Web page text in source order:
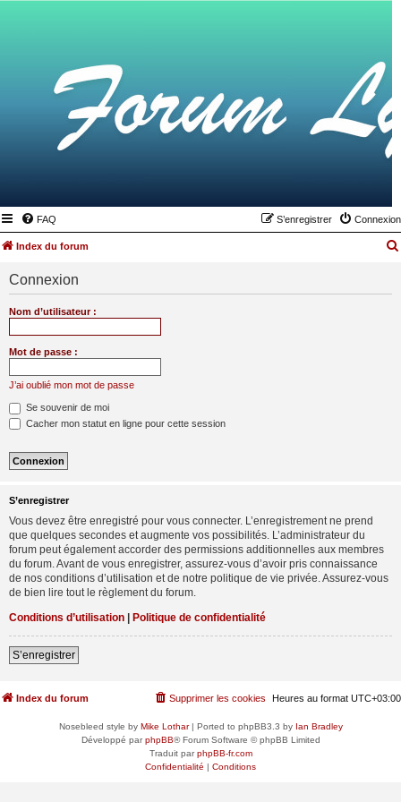
FAQ Connexion
S’enregistrer
Index du forum
Connexion
Nom d’utilisateur :
Mot de passe :
J’ai oublié mon mot de passe
Se souvenir de moi
Cacher mon statut en ligne pour cette session
S’enregistrer
Vous devez être enregistré pour vous connecter. L’enregistrement ne prend
que quelques secondes et augmente vos possibilités. L’administrateur du
forum peut également accorder des permissions additionnelles aux membres
du forum. Avant de vous enregistrer, assurez-vous d’avoir pris connaissance
de nos conditions d’utilisation et de notre politique de vie privée. Assurez-vous
de bien lire tout le règlement du forum.
Conditions d’utilisation | Politique de confidentialité
S’enregistrer
Index du forum Heures au format UTC+03:00
Supprimer les cookies
Nosebleed style by Mike Lothar| Ported to phpBB3.3 by Ian Bradley
Développé parphpBB® Forum Software © phpBB Limited
Traduit parphpBB-fr.com
Confidentialité | Conditions